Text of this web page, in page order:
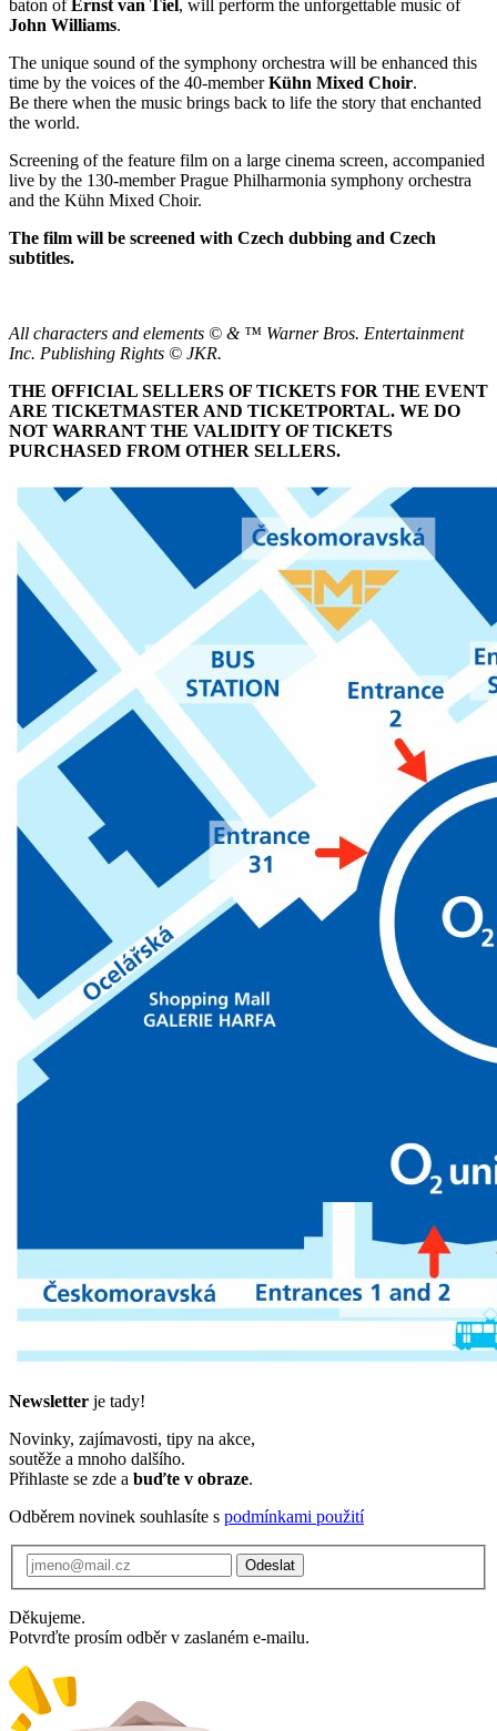
baton of Ernst van Tiel , will perform the unforgettable music of
John Williams.
The unique sound of the symphony orchestra will be enhanced this
time by the voices of the 40-memberKühn Mixed Choir.
Be there when the music brings back to life the story that enchanted
the world.
Screening of the feature film on a large cinema screen, accompanied
live by the 130-member Prague Philharmonia symphony orchestra
and the Kühn Mixed Choir.
The film will be screened with Czech dubbing and Czech
subtitles.
All characters and elements © & ™ Warner Bros. Entertainment
Inc. Publishing Rights © JKR.
THE OFFICIAL SELLERS OF TICKETS FOR THE EVENT
ARE TICKETMASTER AND TICKETPORTAL. WE DO
NOT WARRANT THE VALIDITY OF TICKETS
PURCHASED FROM OTHER SELLERS.
Newsletter je tady!
Novinky, zajímavosti, tipy na akce,
soutěže a mnoho dalšího.
Přihlaste se zde a buďte v obraze.
Odběrem novinek souhlasíte s podmínkami použití
Odeslat
Děkujeme.
Potvrďte prosím odběr v zaslaném e-mailu.